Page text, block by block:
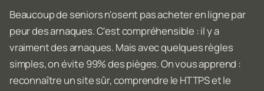
Beaucoup de seniors n'osent pas acheter en ligne par
peur des arnaques. C'est compréhensible : il y a
vraiment des arnaques. Mais avec quelques règles
simples, on évite 99% des pièges. On vous apprend :
reconnaître un site sûr, comprendre le HTTPS et le